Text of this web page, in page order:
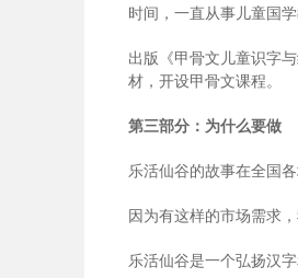
时间，一直从事儿童国
出版《甲骨文儿童识字
材，开设甲骨文课程。
第三部分：为什么要做
乐活仙谷的故事在全国
因为有这样的市场需求
乐活仙谷是一个弘扬汉